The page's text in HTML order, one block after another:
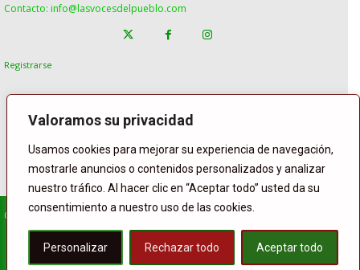
Valoramos su privacidad
Usamos cookies para mejorar su experiencia de navegación,
mostrarle anuncios o contenidos personalizados y analizar
nuestro tráfico. Al hacer clic en “Aceptar todo” usted da su
consentimiento a nuestro uso de las cookies.
Personalizar Rechazar todo Aceptar todo
Contacto: info@lasvocesdelpueblo.com
Registrarse
© Copyright Lasvocesdelpueblo
Homepage POLÍTICA ESPAÑA GENTE
INTERNACIONAL
DEPORTE
El Tiempo Lasvoces
Facebook
TwitterBufferWhatsApp
Compartir